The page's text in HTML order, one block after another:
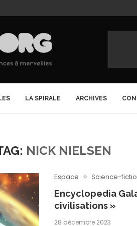
LA SPIRALE ARCHIVES
NICK NIELSEN
Espace Science-
Encyclopedia
civilisations »
28 décembre 2023